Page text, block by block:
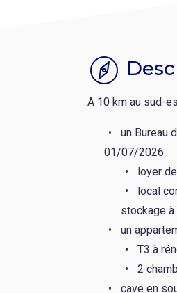
A 10 km au sud-
un Bureau
01/07/2026.
loyer
local
stockage à
un
T3 à
2
cave en